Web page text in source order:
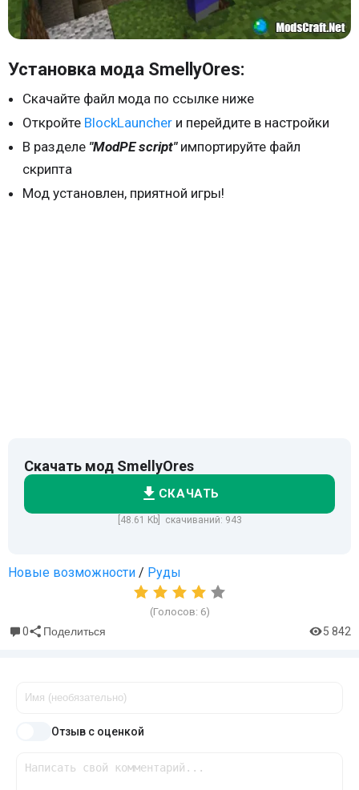
Установка мода SmellyOres:
Скачайте файл мода по ссылке ниже
Откройте BlockLauncher и перейдите в настройки
В разделе "ModPE script"импортируйте файл
скрипта
Мод установлен, приятной игры!
Скачать мод SmellyOres
СКАЧАТЬ
[48.61 Kb] скачиваний: 943
Новые возможности / Руды
(Голосов: 6)
0 Поделиться 5 842
Отзыв с оценкой